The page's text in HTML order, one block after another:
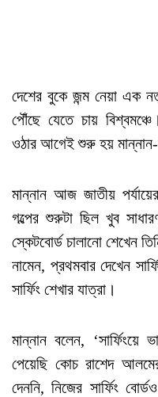
দেশের বুকে জন্ম নেয়া এক
পৌঁছে যেতে চায়
ওঠার আগেই শুরু হয়
মান্নান আজ জাতীয়
গল্পের শুরুটা ছিল খুব
স্কেটবোর্ড চালানো শেখেন
নামেন, প্রথমবার দেখেন
সার্ফিং শেখার যাত্রা।
মান্নান বলেন,
পেয়েছি কোচ রাশেদ
দেননি, নিজের সার্ফিং